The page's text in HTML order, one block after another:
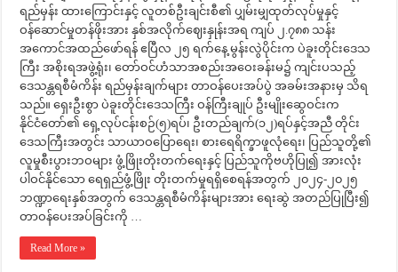
ရည်မှန်း ထားကြောင်းနှင့် လူတစ်ဦးချင်းစီ၏ ပျှမ်းမျှထုတ်လုပ်မှုနှင့်
ဝန်ဆောင်မှုတန်ဖိုးအား နှစ်အလိုက်ဈေးနှုန်းအရ ကျပ် ၂.၇၈၈ သန်း
အကောင်အထည်ဖော်ရန် ဧပြီလ ၂၅ ရက်နေ့ မွန်းလွဲပိုင်းက ပဲခူးတိုင်းဒေသ
ကြီး အစိုးရအဖွဲ့ရုံး၊ တော်ဝင်ဟံသာအစည်းအဝေးခန်းမ၌ ကျင်းပသည့်
ဒေသန္တရစီမံကိန်း ရည်မှန်းချက်များ တာဝန်ပေးအပ်ပွဲ အခမ်းအနားမှ သိရ
သည်။ ရှေးဦးစွာ ပဲခူးတိုင်းဒေသကြီး ဝန်ကြီးချုပ် ဦးမျိုးဆွေဝင်းက
နိုင်ငံတော်၏ ရှေ့လုပ်ငန်းစဉ်(၅)ရပ်၊ ဦးတည်ချက်(၁၂)ရပ်နှင့်အညီ တိုင်း
ဒေသကြီးအတွင်း သာယာဝပြောရေး၊ စားရေရိက္ခာဖူလုံရေး၊ ပြည်သူတို့၏
လူမှုစီးပွားဘဝများ ဖွံ့ဖြိုးတိုးတက်ရေးနှင့် ပြည်သူကိုဗဟိုပြု၍ အားလုံး
ပါဝင်နိုင်သော ရေရှည်ဖွံ့ဖြိုး တိုးတက်မှုရရှိစေရန်အတွက် ၂၀၂၄-၂၀၂၅
ဘဏ္ဍာရေးနှစ်အတွက် ဒေသန္တရစီမံကိန်းများအား ရေးဆွဲ အတည်ပြုပြီး၍
တာဝန်ပေးအပ်ခြင်းကို …
Read More »